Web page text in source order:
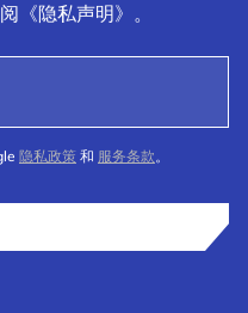
《隐私声明》。
隐私政策 和 服务条款。